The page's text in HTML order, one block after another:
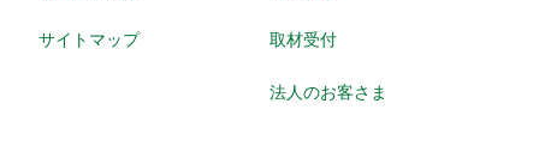
サイトマップ 取材受付
法人のお客さま